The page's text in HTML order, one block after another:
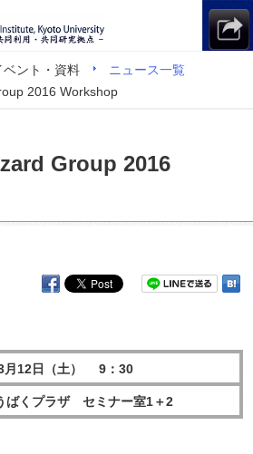
ベント・資料
ニュース一覧
2016 Workshop
Group 2016
月12日（土） 9：30
ばくプラザ セミナー室1＋2